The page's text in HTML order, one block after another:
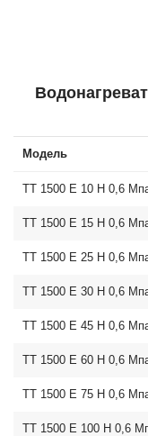
Модель
ТТ 1500 E 10 Н 0,6
ТТ 1500 E 15 Н 0,6
ТТ 1500 E 25 Н 0,6
ТТ 1500 E 30 Н 0,6
ТТ 1500 E 45 Н 0,6
ТТ 1500 E 60 Н 0,6
ТТ 1500 E 75 Н 0,6
ТТ 1500 E 100 Н 0,6